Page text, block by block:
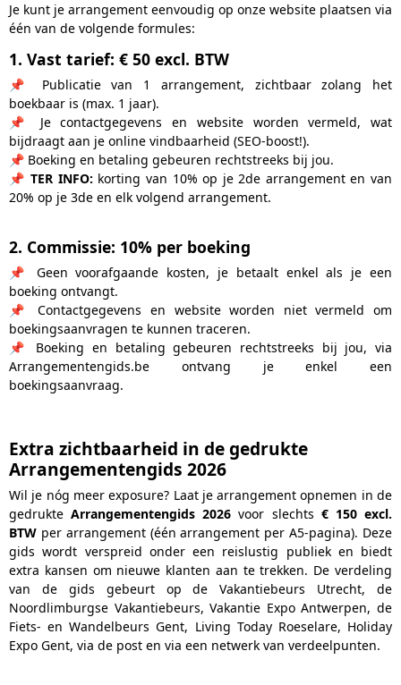
Je kunt je arrangement eenvoudig op onze website plaatsen via
één van de volgende formules:
1. Vast tarief: € 50 excl. BTW
📌 Publicatie van 1 arrangement, zichtbaar zolang het
boekbaar is (max. 1 jaar).
📌 Je contactgegevens en website worden vermeld, wat
bijdraagt aan je online vindbaarheid (SEO-boost!).
📌 Boeking en betaling gebeuren rechtstreeks bij jou.
📌TER INFO: korting van 10% op je 2de arrangement en van
20% op je 3de en elk volgend arrangement.
2. Commissie: 10% per boeking
📌 Geen voorafgaande kosten, je betaalt enkel als je een
boeking ontvangt.
📌 Contactgegevens en website worden niet vermeld om
boekingsaanvragen te kunnen traceren.
📌 Boeking en betaling gebeuren rechtstreeks bij jou, via
Arrangementengids.be ontvang je enkel een
boekingsaanvraag.
Extra zichtbaarheid in de gedrukte
Arrangementengids 2026
Wil je nóg meer exposure? Laat je arrangement opnemen in de
gedrukteArrangementengids 2026 voor slechts € 150 excl.
BTW per arrangement (één arrangement per A5-pagina). Deze
gids wordt verspreid onder een reislustig publiek en biedt
extra kansen om nieuwe klanten aan te trekken. De verdeling
van de gids gebeurt op de Vakantiebeurs Utrecht, de
Noordlimburgse Vakantiebeurs, Vakantie Expo Antwerpen, de
Fiets- en Wandelbeurs Gent, Living Today Roeselare, Holiday
Expo Gent, via de post en via een netwerk van verdeelpunten.